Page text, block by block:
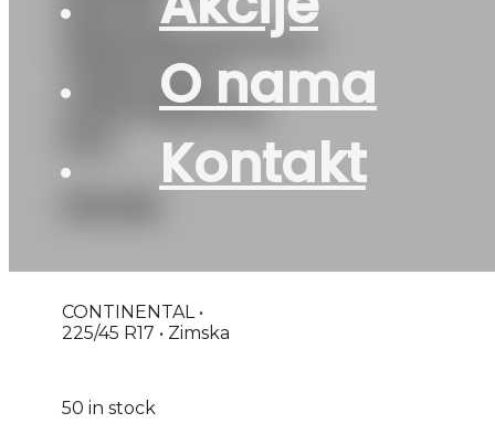
O nama
Kontakt
91H FR
WINTERCONTACT
TS870 M+S
CONTINENTAL
CONTINENTAL •
225/45 R17 • Zimska
50 in stock